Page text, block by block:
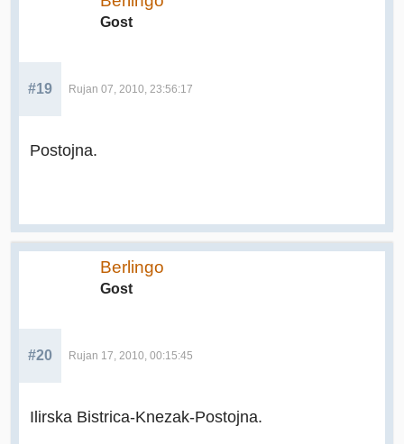
Gost
#19 Rujan 07, 2010, 23:56:17
Postojna.
Berlingo
Gost
#20 Rujan 17, 2010, 00:15:45
Ilirska Bistrica-Knezak-Postojna.